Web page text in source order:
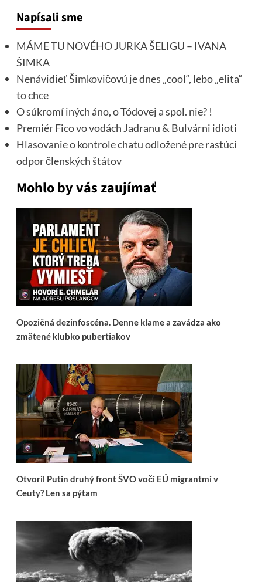
Napísali sme
MÁME TU NOVÉHO JURKA ŠELIGU – IVANA
ŠIMKA
Nenávidieť Šimkovičovú je dnes „cool“, lebo „elita“
to chce
O súkromí iných áno, o Tódovej a spol. nie? !
Premiér Fico vo vodách Jadranu & Bulvárni idioti
Hlasovanie o kontrole chatu odložené pre rastúci
odpor členských štátov
Mohlo by vás zaujímať
Opozičná dezinfoscéna. Denne klame a zavádza ako
zmätené klubko pubertiakov
Otvoril Putin druhý front ŠVO voči EÚ migrantmi v
Ceuty? Len sa pýtam